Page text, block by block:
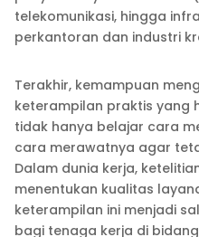
telekomunikasi, hingga
perkantoran dan industri
Terakhir, kemampuan
keterampilan praktis yang
tidak hanya belajar cara
cara merawatnya agar
Dalam dunia kerja,
menentukan kualitas
keterampilan ini menjadi
bagi tenaga kerja di